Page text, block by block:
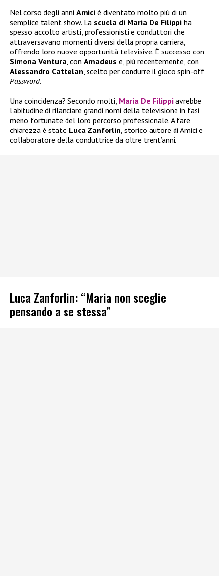
Nel corso degli anni Amici è diventato molto più di un
semplice talent show. La scuola di Maria De Filippi ha
spesso accolto artisti, professionisti e conduttori che
attraversavano momenti diversi della propria carriera,
offrendo loro nuove opportunità televisive. È successo con
Simona Ventura, con Amadeus e, più recentemente, con
Alessandro Cattelan, scelto per condurre il gioco spin-off
Password.
Una coincidenza? Secondo molti, Maria De Filippi avrebbe
l’abitudine di rilanciare grandi nomi della televisione in fasi
meno fortunate del loro percorso professionale. A fare
chiarezza è stato Luca Zanforlin, storico autore di Amici e
collaboratore della conduttrice da oltre trent’anni.
Luca Zanforlin: “Maria non sceglie
pensando a se stessa”